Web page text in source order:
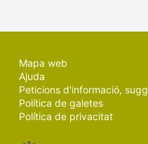
Mapa web
Ajuda
Peticions d'informació,
Política de galetes
Política de privacitat